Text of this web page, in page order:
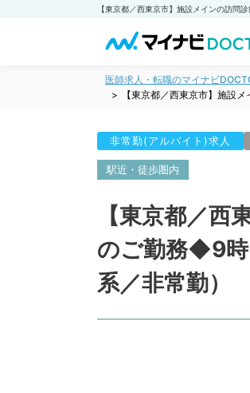
医師求人・転職のマイナビ
【東京都／西東京市】施設
非常勤(アルバイト)求人
駅近・徒歩圏内
【東京都／
のご勤務◆9時
系／非常勤）